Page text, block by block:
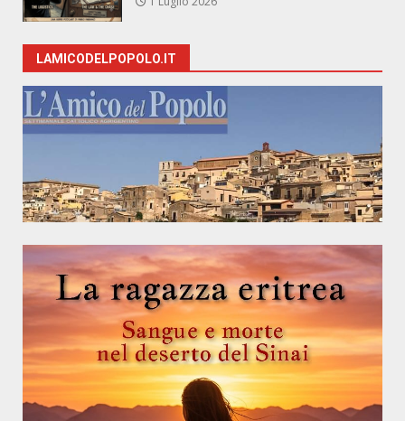
LAMICODELPOPOLO.IT